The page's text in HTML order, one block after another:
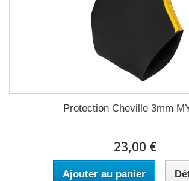
Protection Cheville 3mm
23,00 €
Ajouter au panier